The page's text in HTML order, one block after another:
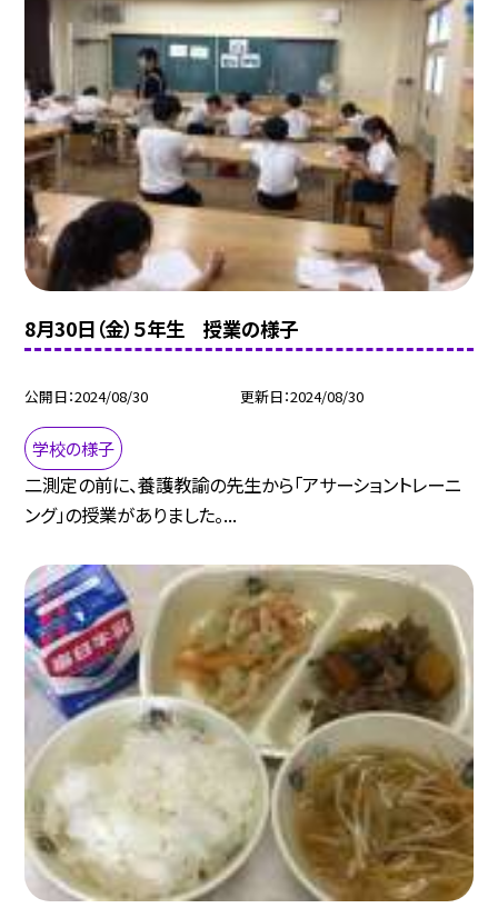
8月30日（金）５年生 授業の様子
公開日 2024/08/30 更新日 2024/08/30
学校の様子
二測定の前に、養護教諭の先生から「アサーショントレーニ
ング」の授業がありました。...